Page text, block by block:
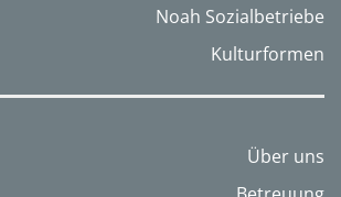
Noah Sozialbetriebe
Kulturformen
Über uns